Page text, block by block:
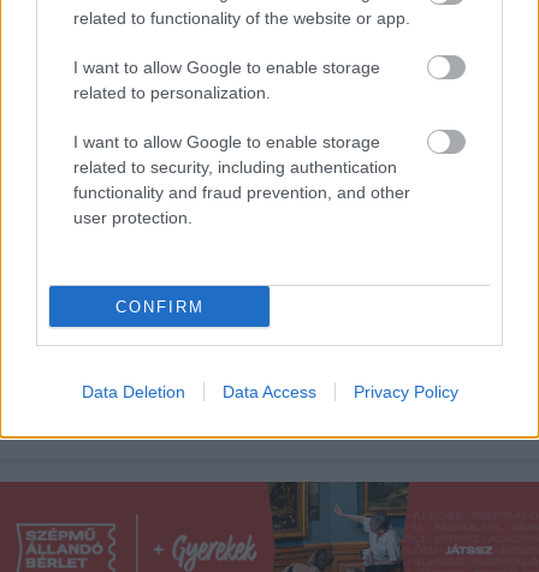
related to functionality of the website or app.
I want to allow Google to enable storage
related to personalization.
I want to allow Google to enable storage
related to security, including authentication
functionality and fraud prevention, and other
user protection.
CONFIRM
Data Deletion Data Access Privacy Policy
színes_ötletek•2025. május 21.
Ünnepi Könyvhét
2025. június 12. és 15. között